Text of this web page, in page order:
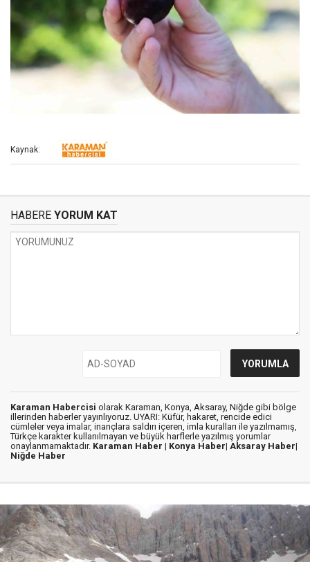
Kaynak:
HABERE YORUM KAT
Karaman Habercisi olarak Karaman, Konya, Aksaray, Niğde gibi bölge
illerinden haberler yayınlıyoruz. UYARI: Küfür, hakaret, rencide edici
cümleler veya imalar, inançlara saldırı içeren, imla kuralları ile yazılmamış,
Türkçe karakter kullanılmayan ve büyük harflerle yazılmış yorumlar
onaylanmamaktadır. Karaman Haber | Konya Haber| Aksaray Haber|
Niğde Haber